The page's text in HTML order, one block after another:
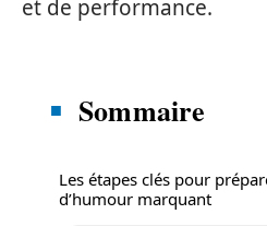
et de performance.
Sommaire
Les étapes clés pour
d’humour marquant